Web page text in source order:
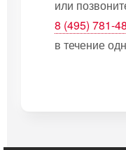
или
8 (495) 781-
в течение